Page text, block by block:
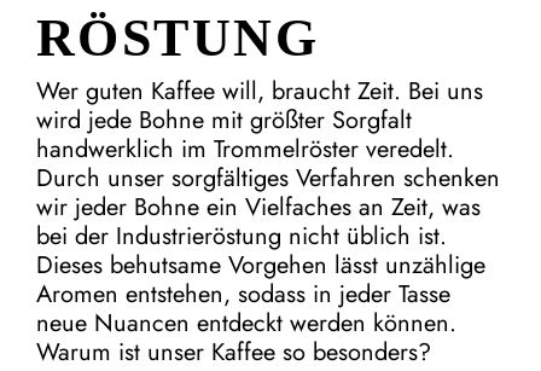
RÖSTUNG
Wer guten Kaffee will, braucht Zeit. Bei uns
wird jede Bohne mit größter Sorgfalt
handwerklich im Trommelröster veredelt.
Durch unser sorgfältiges Verfahren schenken
wir jeder Bohne ein Vielfaches an Zeit, was
bei der Industrieröstung nicht üblich ist.
Dieses behutsame Vorgehen lässt unzählige
Aromen entstehen, sodass in jeder Tasse
neue Nuancen entdeckt werden können.
Warum ist unser Kaffee so besonders?